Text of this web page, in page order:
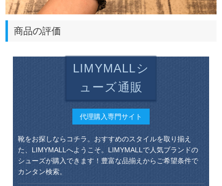
商品の評価
LIMYMALLシ
ューズ通販
代理購入専門サイト
靴をお探しならコチラ。おすすめのスタイルを取り揃え
た、LIMYMALLへようこそ。LIMYMALLで人気ブランドの
シューズが購入できます！豊富な品揃えからご希望条件で
カンタン検索。